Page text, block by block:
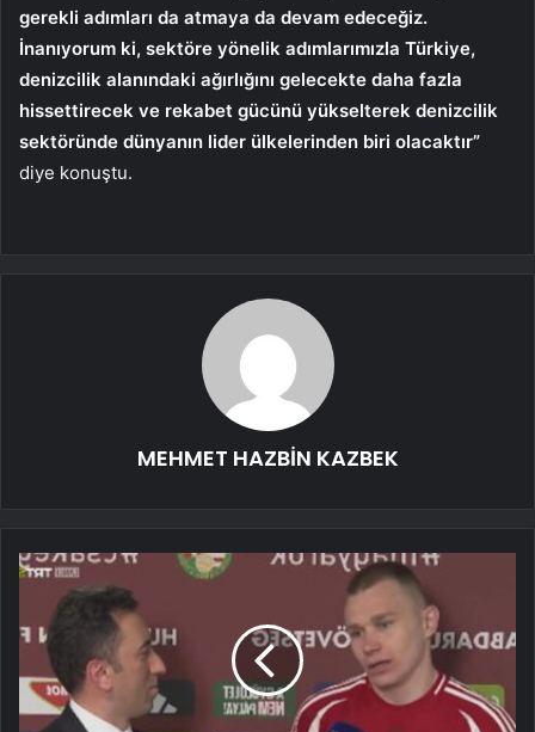
gerekli adımları da atmaya da devam edeceğiz.
İnanıyorum ki, sektöre yönelik adımlarımızla Türkiye,
denizcilik alanındaki ağırlığını gelecekte daha fazla
hissettirecek ve rekabet gücünü yükselterek denizcilik
sektöründe dünyanın lider ülkelerinden biri olacaktır”
diye konuştu.
MEHMET HAZBİN KAZBEK